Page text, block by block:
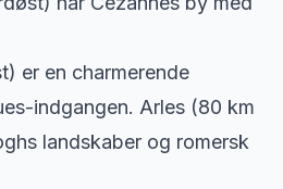
er en charmerende
indgangen. Arles (80 km
landskaber og romersk